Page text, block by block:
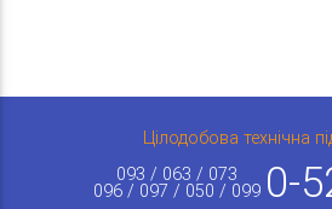
Цілодобова технічна
093 / 063 / 073
096 / 097 / 050 / 099 0-